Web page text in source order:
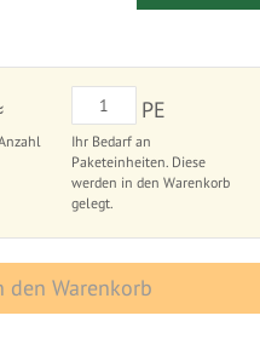
PE
Ihr Bedarf an
Paketeinheiten. Diese
werden in den Warenkorb
gelegt.
den Warenkorb